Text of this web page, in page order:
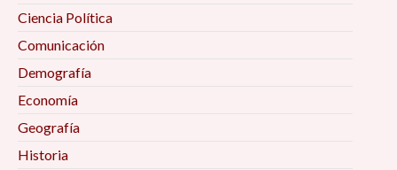
Ciencia Política
Comunicación
Demografía
Economía
Geografía
Historia